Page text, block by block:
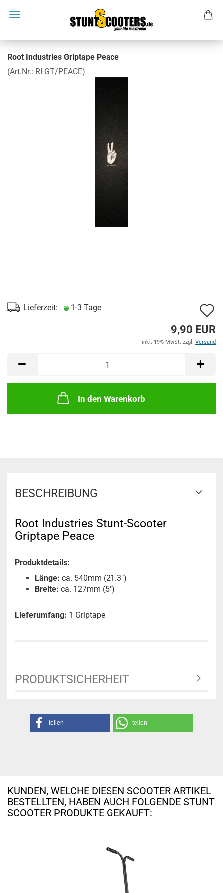
Root Industries Griptape Peace
(Art.Nr.: RI-GT/PEACE)
Lieferzeit: 1-3 Tage
9,90 EUR
inkl. 19% MwSt. zzgl. Versand
In den Warenkorb
BESCHREIBUNG
Root Industries Stunt-Scooter
Griptape Peace
Produktdetails:
Länge: ca. 540mm (21.3")
Breite: ca. 127mm (5")
Lieferumfang: 1 Griptape
PRODUKTSICHERHEIT
teilen teilen
KUNDEN, WELCHE DIESEN SCOOTER ARTIKEL
BESTELLTEN, HABEN AUCH FOLGENDE STUNT
SCOOTER PRODUKTE GEKAUFT: